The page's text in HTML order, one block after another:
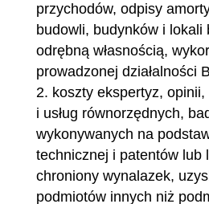
przychodów, odpisy
budowli, budynków i lokali
odrębną własnością,
prowadzonej działalności
koszty ekspertyz, opinii,
i usług równorzędnych,
wykonywanych na
technicznej i patentów lub
chroniony wynalazek,
podmiotów innych niż